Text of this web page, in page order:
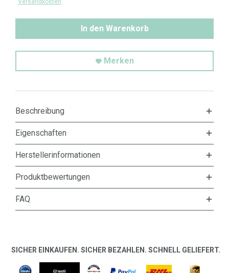
Versandkosten
In den Warenkorb
Merken
Beschreibung
Eigenschaften
Herstellerinformationen
Produktbewertungen
FAQ
SICHER EINKAUFEN. SICHER BEZAHLEN. SCHNELL GELIEFERT.